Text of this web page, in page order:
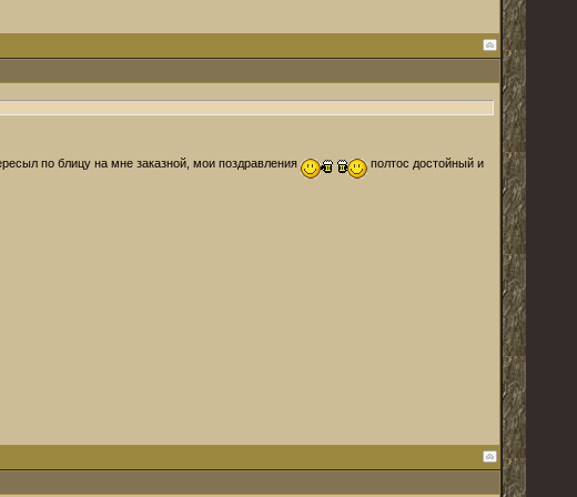
по блицу на мне заказной, мои поздравления полтос достойный и